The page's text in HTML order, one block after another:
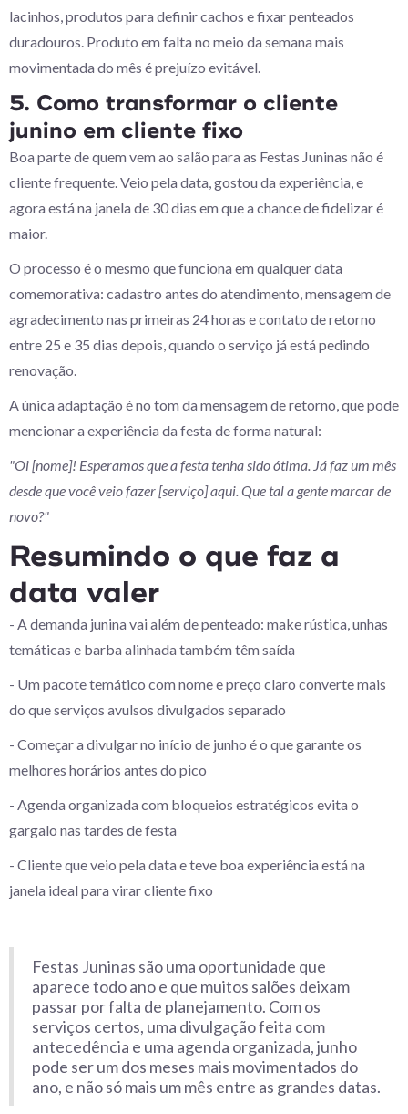
lacinhos, produtos para definir cachos e fixar penteados
duradouros. Produto em falta no meio da semana mais
movimentada do mês é prejuízo evitável.
5. Como transformar o cliente
junino em cliente fixo
Boa parte de quem vem ao salão para as Festas Juninas não é
cliente frequente. Veio pela data, gostou da experiência, e
agora está na janela de 30 dias em que a chance de fidelizar é
maior.
O processo é o mesmo que funciona em qualquer data
comemorativa: cadastro antes do atendimento, mensagem de
agradecimento nas primeiras 24 horas e contato de retorno
entre 25 e 35 dias depois, quando o serviço já está pedindo
renovação.
A única adaptação é no tom da mensagem de retorno, que pode
mencionar a experiência da festa de forma natural:
"Oi [nome]! Esperamos que a festa tenha sido ótima. Já faz um mês
desde que você veio fazer [serviço] aqui. Que tal a gente marcar de
novo?"
Resumindo o que faz a
data valer
- A demanda junina vai além de penteado: make rústica, unhas
temáticas e barba alinhada também têm saída
- Um pacote temático com nome e preço claro converte mais
do que serviços avulsos divulgados separado
- Começar a divulgar no início de junho é o que garante os
melhores horários antes do pico
- Agenda organizada com bloqueios estratégicos evita o
gargalo nas tardes de festa
- Cliente que veio pela data e teve boa experiência está na
janela ideal para virar cliente fixo
Festas Juninas são uma oportunidade que
aparece todo ano e que muitos salões deixam
passar por falta de planejamento. Com os
serviços certos, uma divulgação feita com
antecedência e uma agenda organizada, junho
pode ser um dos meses mais movimentados do
ano, e não só mais um mês entre as grandes datas.